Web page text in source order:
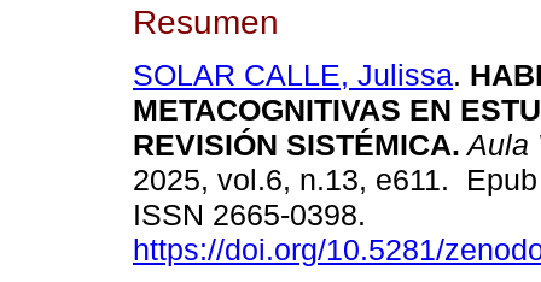
Resumen
SOLAR CALLE, Julissa.
METACOGNITIVAS EN
REVISIÓN SISTÉMICA. Aula
2025, vol.6, n.13, e611.
ISSN 2665-0398.
https://doi.org/10.5281/